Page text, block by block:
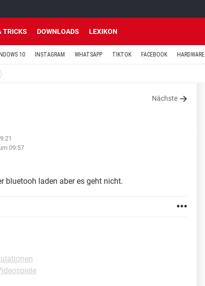
TRICKS DOWNLOADS LEXIKON
10 INSTAGRAM WHATSAPP TIKTOK FACEBOOK HARDWARE
Nächste
09:57
bluetooh laden aber es geht nicht.